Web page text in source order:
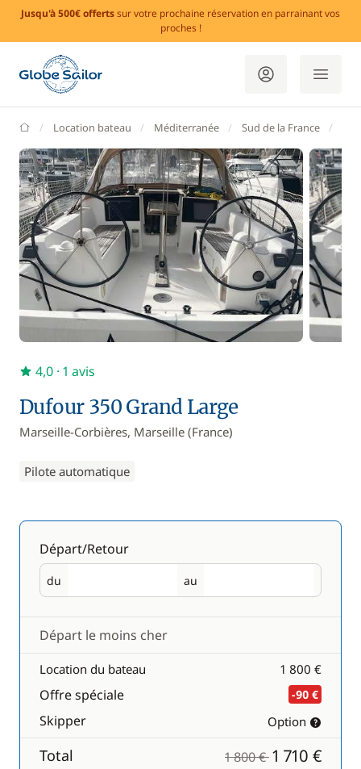
Jusqu'à 500€ offertssur votre prochaine réservation en parrainant vos
proches !
GlobeSailor
Location bateau Méditerranée Sud de la France
Dufour 350 Grand Large
Marseille-Corbières, Marseille (France)
Pilote automatique
4,0 · 1 avis
Départ/Retour
du
Départ au
Retour
Départ le moins cher
Location du bateau 1 800 €
Offre spéciale -90 €
Skipper Option
Total 1 800 €1 710 €